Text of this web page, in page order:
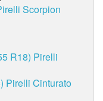
Scorpion
R18) Pirelli
Pirelli Cinturato